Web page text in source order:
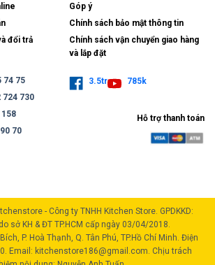
đổi trả
Góp ý
Chính sách bảo mật thông tin
Chính sách vận chuyển giao hàng
và lắp đặt
74 75
724 730
158
70
3.5tr 785k
Hỗ trợ thanh toán
- Công ty TNHH Kitchen Store. GPDKKD:
sở KH & ĐT TP.HCM cấp ngày 03/04/2018.
P. Hoà Thạnh, Q. Tân Phú, TP.Hồ Chí Minh. Điện
Email: kitchenstore186@gmail.com. Chịu trách